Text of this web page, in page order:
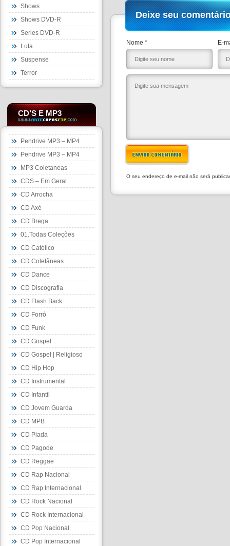
Shows
Shows DVD-R
Series DVD-R
Luta
Suspense
Terror
CD’S E MP3
Pendrive MP3 – MP4
Pendrive MP3 – MP4
MP3 Coletaneas
CDS – Em Geral
CD Arrocha
CD Axé
CD Brega
01.Todas Coleções
CD Católico
CD Coletâneas
CD Dance
CD Discografia
CD Flash Back
CD Forró
CD Funk
CD Gospel
CD Gospel | Religioso
CD Hip Hop
CD Instrumental
CD Infantil
CD Jovem Guarda
CD MPB
CD Piada
CD Pagode
CD Reggae
CD Rap Nacional
CD Rap Internacional
CD Rock Nacional
CD Rock Internacional
CD Pop Nacional
CD Pop Internacional
Deixe seu
Nome * E-
ENVIAR COMENTÁRIO
O seu endereço de e-mail não será